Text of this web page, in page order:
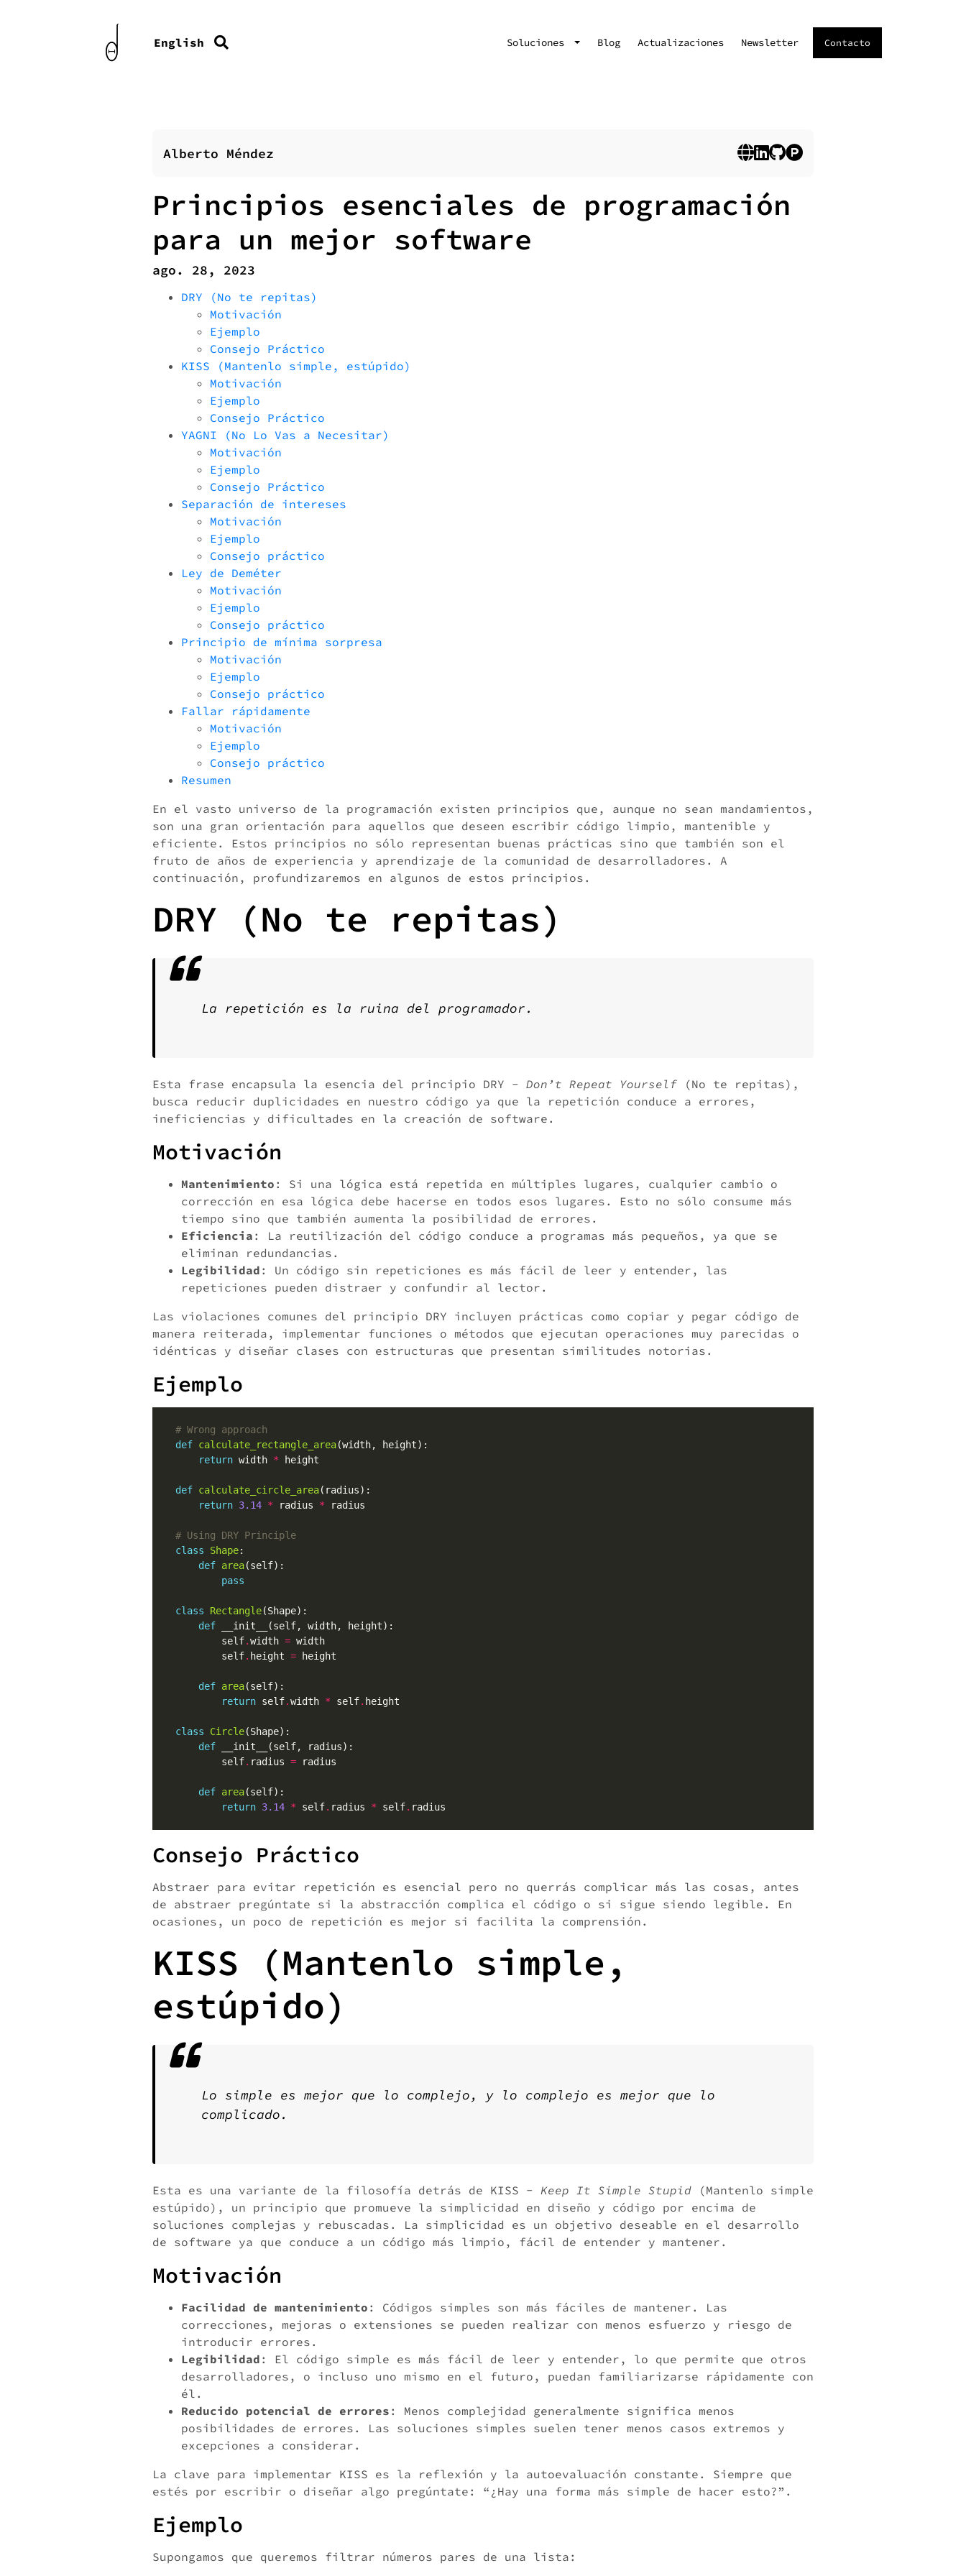
English Soluciones Blog Actualizaciones Newsletter Contacto
Alberto Méndez
Principios esenciales de programación
para un mejor software
ago. 28, 2023
DRY (No te repitas)
Motivación
Ejemplo
Consejo Práctico
KISS (Mantenlo simple, estúpido)
Motivación
Ejemplo
Consejo Práctico
YAGNI (No Lo Vas a Necesitar)
Motivación
Ejemplo
Consejo Práctico
Separación de intereses
Motivación
Ejemplo
Consejo práctico
Ley de Deméter
Motivación
Ejemplo
Consejo práctico
Principio de mínima sorpresa
Motivación
Ejemplo
Consejo práctico
Fallar rápidamente
Motivación
Ejemplo
Consejo práctico
Resumen
En el vasto universo de la programación existen principios que, aunque no sean mandamientos,
son una gran orientación para aquellos que deseen escribir código limpio, mantenible y
eficiente. Estos principios no sólo representan buenas prácticas sino que también son el
fruto de años de experiencia y aprendizaje de la comunidad de desarrolladores. A
continuación, profundizaremos en algunos de estos principios.
DRY (No te repitas)
La repetición es la ruina del programador.
Esta frase encapsula la esencia del principio DRY - Don’t Repeat Yourself (No te repitas),
busca reducir duplicidades en nuestro código ya que la repetición conduce a errores,
ineficiencias y dificultades en la creación de software.
Motivación
Mantenimiento : Si una lógica está repetida en múltiples lugares, cualquier cambio o
corrección en esa lógica debe hacerse en todos esos lugares. Esto no sólo consume más
tiempo sino que también aumenta la posibilidad de errores.
Eficiencia : La reutilización del código conduce a programas más pequeños, ya que se
eliminan redundancias.
Legibilidad : Un código sin repeticiones es más fácil de leer y entender, las
repeticiones pueden distraer y confundir al lector.
Las violaciones comunes del principio DRY incluyen prácticas como copiar y pegar código de
manera reiterada, implementar funciones o métodos que ejecutan operaciones muy parecidas o
idénticas y diseñar clases con estructuras que presentan similitudes notorias.
Ejemplo
# Wrong approach
def calculate_rectangle_area
return width *
def calculate_circle_area
return 3.14 * radius *
# Using DRY Principle
class
Shape
def area
pass
class Rectangle
def
            self
.width =
            self
. height =
def area
return self.width * self.
class Circle
def
            self
. radius =
def area
return 3.14 * self. radius * self.
Consejo Práctico
Abstraer para evitar repetición es esencial pero no querrás complicar más las cosas, antes
de abstraer pregúntate si la abstracción complica el código o si sigue siendo legible. En
ocasiones, un poco de repetición es mejor si facilita la comprensión.
KISS (Mantenlo simple,
estúpido)
Lo simple es mejor que lo complejo, y lo complejo es mejor que lo
complicado.
Esta es una variante de la filosofía detrás de KISS - Keep It Simple Stupid (Mantenlo simple
estúpido), un principio que promueve la simplicidad en diseño y código por encima de
soluciones complejas y rebuscadas. La simplicidad es un objetivo deseable en el desarrollo
de software ya que conduce a un código más limpio, fácil de entender y mantener.
Motivación
Facilidad de mantenimiento : Códigos simples son más fáciles de mantener. Las
correcciones, mejoras o extensiones se pueden realizar con menos esfuerzo y riesgo de
introducir errores.
Legibilidad : El código simple es más fácil de leer y entender, lo que permite que otros
desarrolladores, o incluso uno mismo en el futuro, puedan familiarizarse rápidamente con
él.
Reducido potencial de errores : Menos complejidad generalmente significa menos
posibilidades de errores. Las soluciones simples suelen tener menos casos extremos y
excepciones a considerar.
La clave para implementar KISS es la reflexión y la autoevaluación constante. Siempre que
estés por escribir o diseñar algo pregúntate: “¿Hay una forma más simple de hacer esto?”.
Ejemplo
Supongamos que queremos filtrar números pares de una lista: